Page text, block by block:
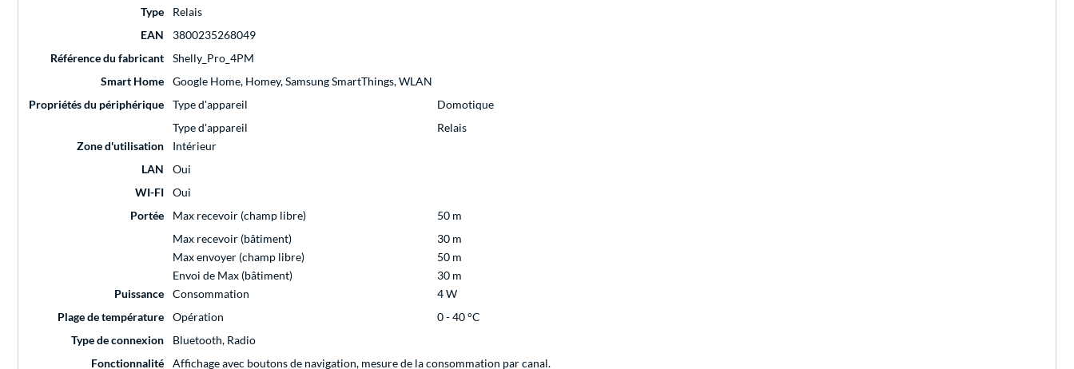
Type
Relais
EAN
3800235268049
Référence du fabricant
Shelly_Pro_4PM
Smart Home
Google Home, Homey, Samsung SmartThings, WLAN
Propriétés du périphérique
Type d'appareil
Domotique
Type d'appareil
Relais
Zone d'utilisation
Intérieur
LAN
Oui
WI-FI
Oui
Portée
Max recevoir (champ libre)
50 m
Max recevoir (bâtiment)
30 m
Max envoyer (champ libre)
50 m
Envoi de Max (bâtiment)
30 m
Puissance
Consommation
4 W
Plage de température
Opération
0 - 40 °C
Type de connexion
Bluetooth, Radio
Fonctionnalité
Affichage avec boutons de navigation, mesure de la consommation par canal.